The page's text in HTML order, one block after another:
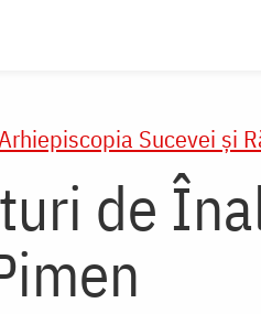
Arhiepiscopia Sucevei şi
de